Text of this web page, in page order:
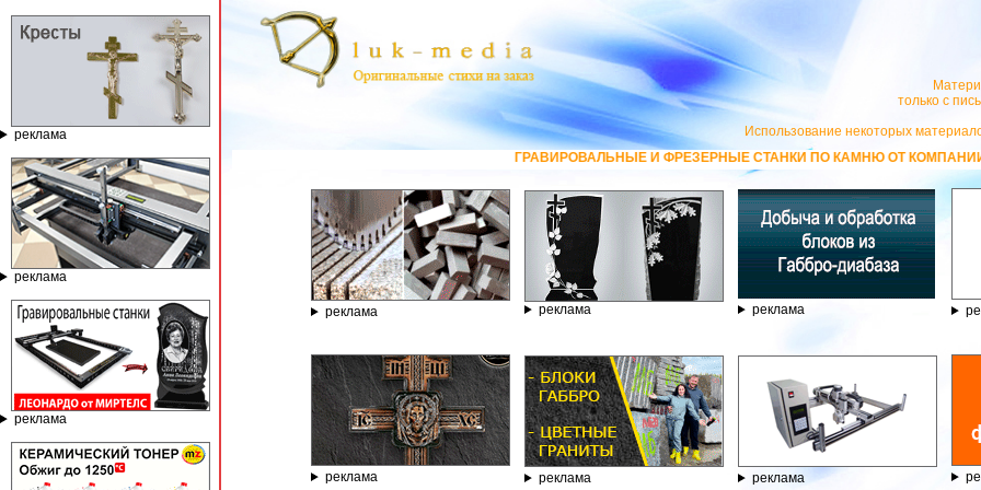
реклама
реклама
реклама
только с
Использование некоторых
ГРАВИРОВАЛЬНЫЕ И ФРЕЗЕРНЫЕ СТАНКИ ПО КАМНЮ ОТ КОМПАНИИ ГРАВЁР -
реклама реклама реклама
реклама реклама реклама